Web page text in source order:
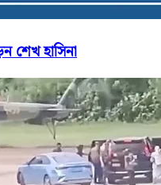
শেখ হাসিনা